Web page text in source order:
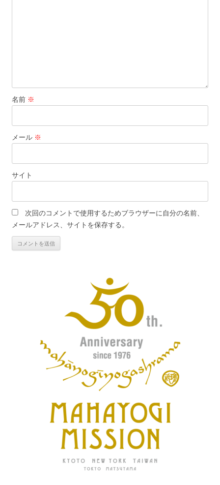
名前 ※
メール ※
サイト
次回のコメントで使用するためブラウザーに自分の名前、
メールアドレス、サイトを保存する。